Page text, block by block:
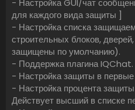
- Настройка GUI/чат
для каждого вида защиты ]
- Настройка списка
строительных блоков,
защищены по умолчанию).
- Поддержка плагина IQChat.
- Настройка защиты в первые
- Настройка процента
Действует высший в списке